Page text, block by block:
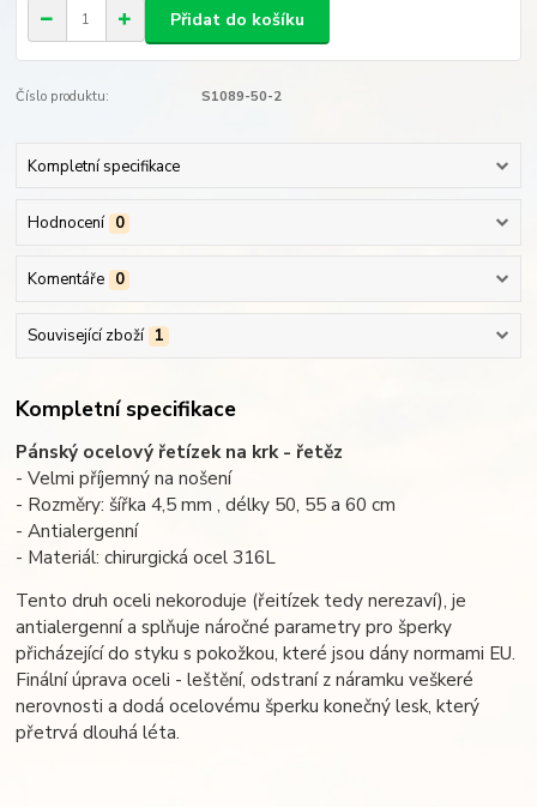
Přidat do košíku
Číslo produktu: S1089-50-2
Kompletní specifikace
Hodnocení 0
Komentáře 0
Související zboží 1
Kompletní specifikace
Pánský ocelový řetízek na krk - řetěz
- Velmi příjemný na nošení
- Rozměry: šířka 4,5 mm , délky 50, 55 a 60 cm
- Antialergenní
- Materiál: chirurgická ocel 316L
Tento druh oceli nekoroduje (řeitízek tedy nerezaví), je
antialergenní a splňuje náročné parametry pro šperky
přicházející do styku s pokožkou, které jsou dány normami EU.
Finální úprava oceli - leštění, odstraní z náramku veškeré
nerovnosti a dodá ocelovému šperku konečný lesk, který
přetrvá dlouhá léta.